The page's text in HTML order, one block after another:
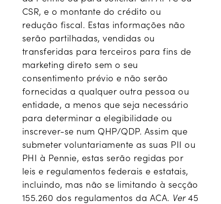
CSR, e o montante do crédito ou
redução fiscal. Estas informações não
serão partilhadas, vendidas ou
transferidas para terceiros para fins de
marketing direto sem o seu
consentimento prévio e não serão
fornecidas a qualquer outra pessoa ou
entidade, a menos que seja necessário
para determinar a elegibilidade ou
inscrever-se num QHP/QDP. Assim que
submeter voluntariamente as suas PII ou
PHI à Pennie, estas serão regidas por
leis e regulamentos federais e estatais,
incluindo, mas não se limitando à secção
155.260 dos regulamentos da ACA. Ver45